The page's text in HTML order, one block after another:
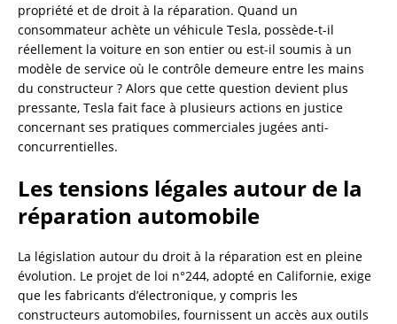
propriété et de droit à la réparation. Quand un
consommateur achète un véhicule Tesla, possède-t-il
réellement la voiture en son entier ou est-il soumis à un
modèle de service où le contrôle demeure entre les mains
du constructeur ? Alors que cette question devient plus
pressante, Tesla fait face à plusieurs actions en justice
concernant ses pratiques commerciales jugées anti-
concurrentielles.
Les tensions légales autour de la
réparation automobile
La législation autour du droit à la réparation est en pleine
évolution. Le projet de loi n°244, adopté en Californie, exige
que les fabricants d’électronique, y compris les
constructeurs automobiles, fournissent un accès aux outils